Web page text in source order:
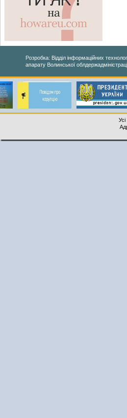
Розробка: Відділ інформаційних
апарату Волинської